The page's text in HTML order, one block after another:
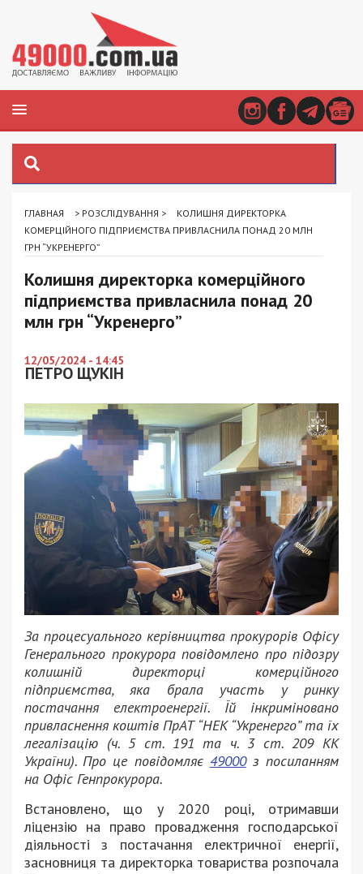
ГЛАВНАЯ > РОЗСЛІДУВАННЯ >
КОЛИШНЯ ДИРЕКТОРКА
КОМЕРЦІЙНОГО ПІДПРИЄМСТВА ПРИВЛАСНИЛА ПОНАД 20 МЛН
ГРН “УКРЕНЕРГО”
Колишня директорка комерційного
підприємства привласнила понад 20
млн грн “Укренерго”
12/05/2024 - 14:45
ПЕТРО ЩУКІН
За процесуального керівництва прокурорів Офісу
Генерального прокурора повідомлено про підозру
колишній директорці комерційного
підприємства, яка брала участь у ринку
постачання електроенергії. Їй інкриміновано
привласнення коштів ПрАТ “НЕК “Укренерго” та їх
легалізацію (ч. 5 ст. 191 та ч. 3 ст. 209 КК
України). Про це повідомляє 49000з посиланням
на Офіс Генпрокурора.
Встановлено, що у 2020 році, отримавши
ліцензію на право провадження господарської
діяльності з постачання електричної енергії,
засновниця та директорка товариства розпочала